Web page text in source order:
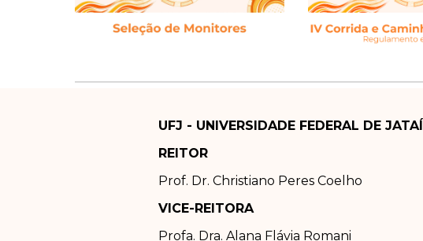
UFJ - UNIVERSIDADE FEDERAL DE JATAÍ
REITOR
Prof. Dr. Christiano Peres Coelho
VICE-REITORA
Profa. Dra. Alana Flávia Romani